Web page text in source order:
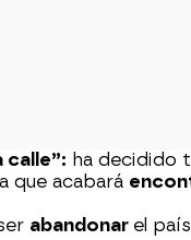
calle”: ha decidido
que acabará
abandonar el